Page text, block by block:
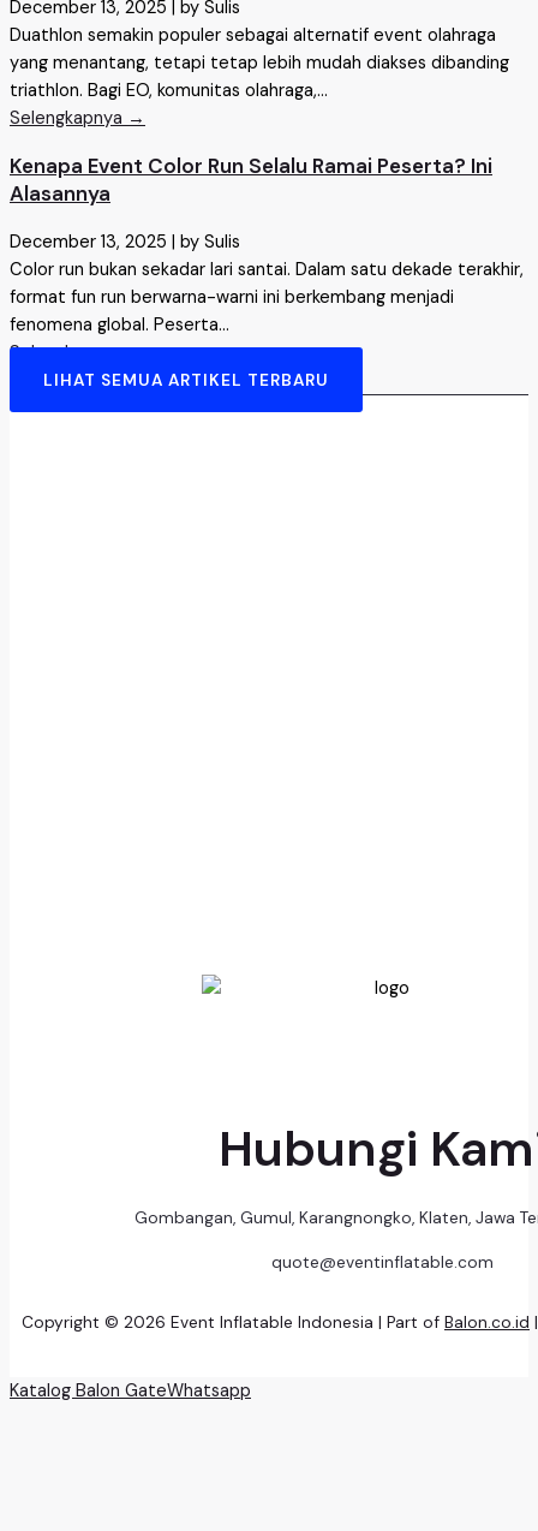
December 13, 2025
by Sulis
Duathlon semakin populer sebagai alternatif event olahraga
yang menantang, tetapi tetap lebih mudah diakses dibanding
triathlon. Bagi EO, komunitas olahraga,...
Selengkapnya →
Kenapa Event Color Run Selalu Ramai Peserta? Ini
Alasannya
December 13, 2025 | by Sulis
Color run bukan sekadar lari santai. Dalam satu dekade terakhir,
format fun run berwarna-warni ini berkembang menjadi
fenomena global. Peserta...
Selengkapnya →
LIHAT SEMUA ARTIKEL TERBARU
Hubungi
Gombangan, Gumul, Karangnongko, Klaten, Jawa
quote@eventinflatable.com
Copyright © 2026 Event Inflatable Indonesia | Part of Balon.co.id
Katalog Balon GateWhatsapp